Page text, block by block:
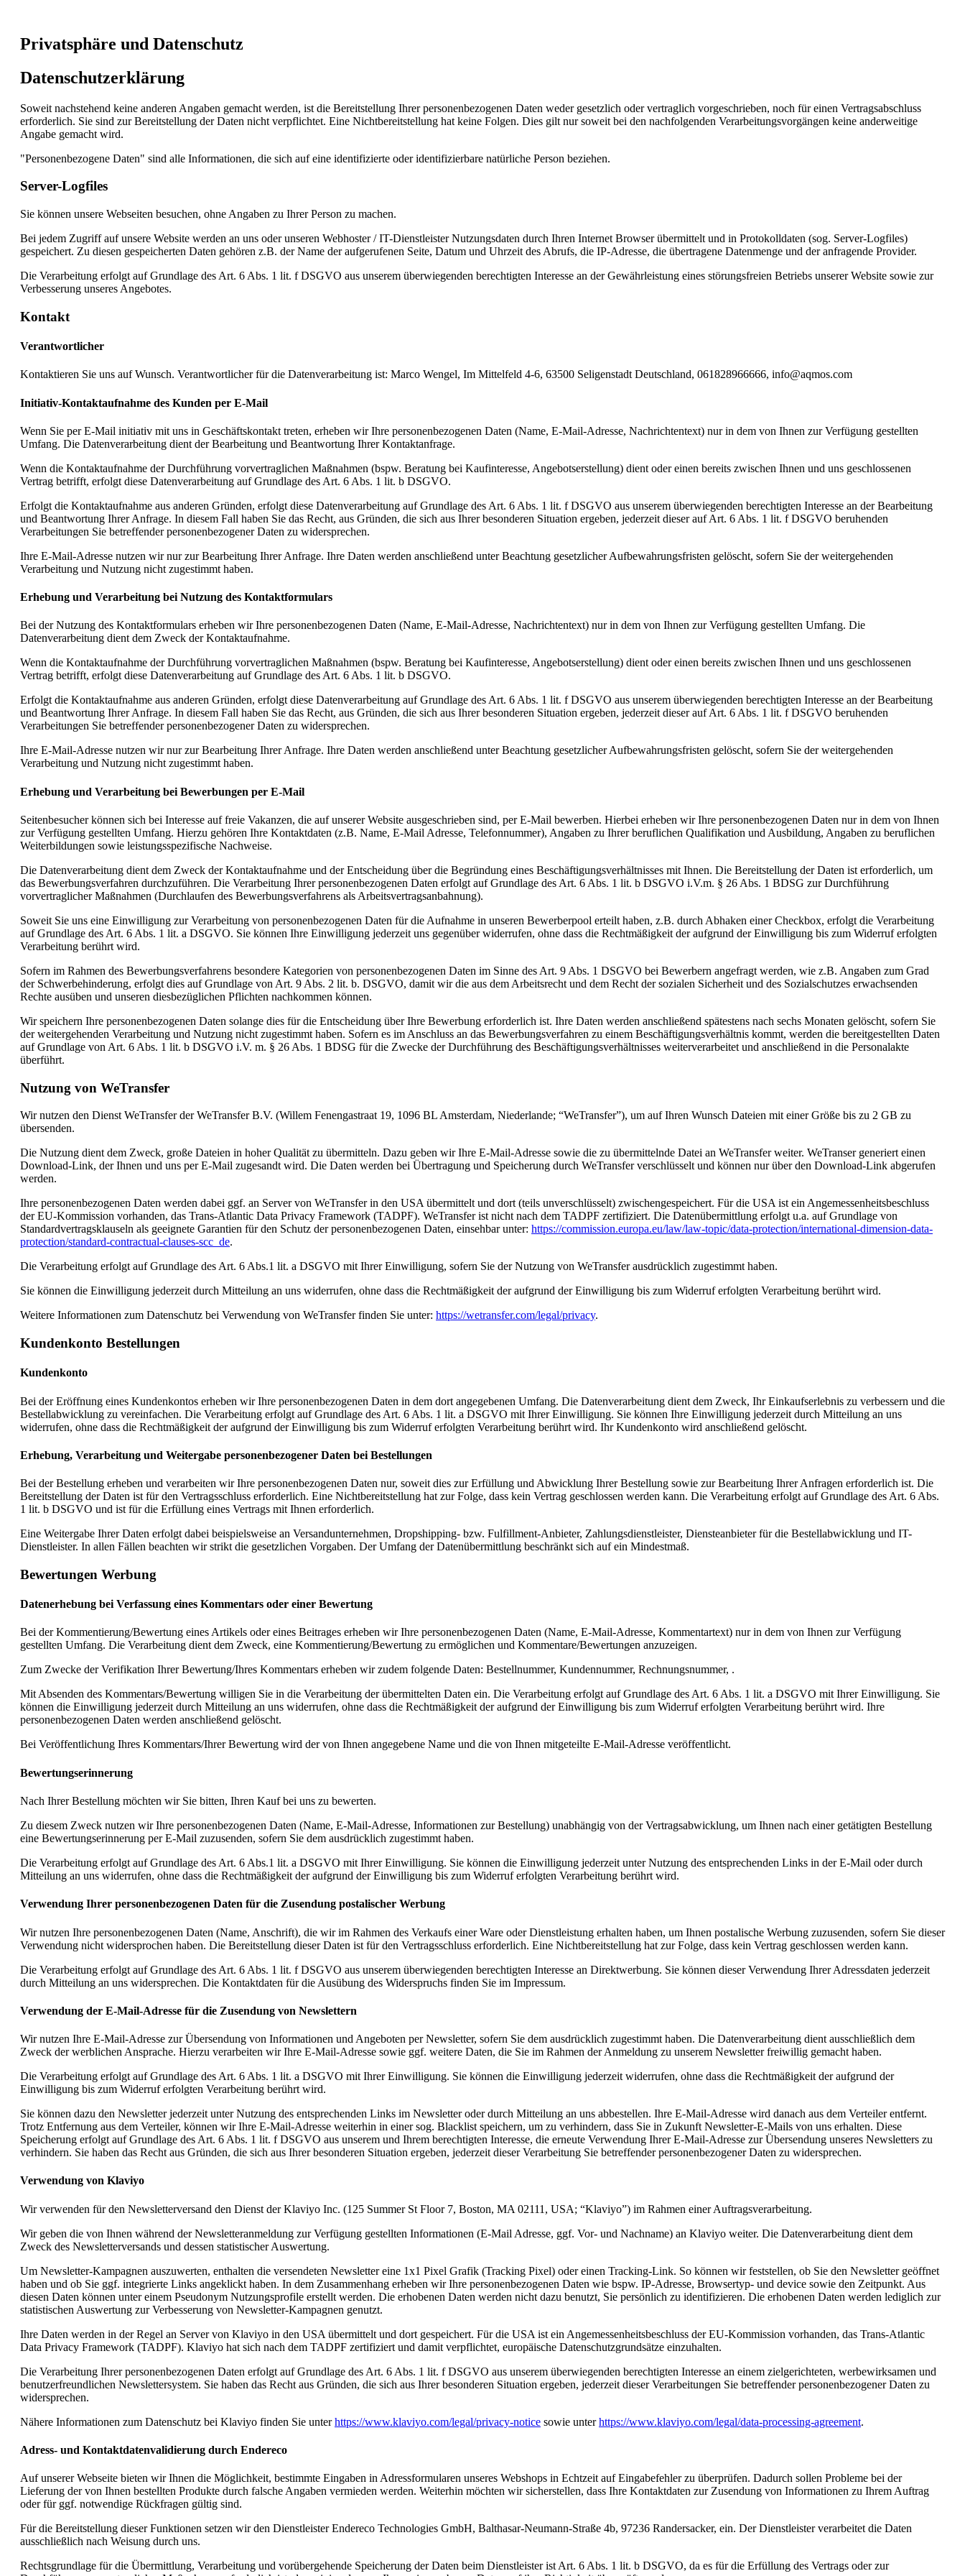
Privatsphäre und Datenschutz
Datenschutzerklärung
Soweit nachstehend keine anderen Angaben gemacht werden, ist die Bereitstellung Ihrer personenbezogenen Daten weder gesetzlich oder vertraglich vorgeschrieben, noch für einen Vertragsabschluss
erforderlich. Sie sind zur Bereitstellung der Daten nicht verpflichtet. Eine Nichtbereitstellung hat keine Folgen. Dies gilt nur soweit bei den nachfolgenden Verarbeitungsvorgängen keine anderweitige
Angabe gemacht wird.
"Personenbezogene Daten" sind alle Informationen, die sich auf eine identifizierte oder identifizierbare natürliche Person beziehen.
Server-Logfiles
Sie können unsere Webseiten besuchen, ohne Angaben zu Ihrer Person zu machen.
Bei jedem Zugriff auf unsere Website werden an uns oder unseren Webhoster / IT-Dienstleister Nutzungsdaten durch Ihren Internet Browser übermittelt und in Protokolldaten (sog. Server-Logfiles)
gespeichert. Zu diesen gespeicherten Daten gehören z.B. der Name der aufgerufenen Seite, Datum und Uhrzeit des Abrufs, die IP-Adresse, die übertragene Datenmenge und der anfragende Provider.
Die Verarbeitung erfolgt auf Grundlage des Art. 6 Abs. 1 lit. f DSGVO aus unserem überwiegenden berechtigten Interesse an der Gewährleistung eines störungsfreien Betriebs unserer Website sowie zur
Verbesserung unseres Angebotes.
Kontakt
Verantwortlicher
Kontaktieren Sie uns auf Wunsch. Verantwortlicher für die Datenverarbeitung ist: Marco Wengel, Im Mittelfeld 4-6, 63500 Seligenstadt Deutschland, 061828966666, info@aqmos.com
Initiativ-Kontaktaufnahme des Kunden per E-Mail
Wenn Sie per E-Mail initiativ mit uns in Geschäftskontakt treten, erheben wir Ihre personenbezogenen Daten (Name, E-Mail-Adresse, Nachrichtentext) nur in dem von Ihnen zur Verfügung gestellten
Umfang. Die Datenverarbeitung dient der Bearbeitung und Beantwortung Ihrer Kontaktanfrage.
Wenn die Kontaktaufnahme der Durchführung vorvertraglichen Maßnahmen (bspw. Beratung bei Kaufinteresse, Angebotserstellung) dient oder einen bereits zwischen Ihnen und uns geschlossenen
Vertrag betrifft, erfolgt diese Datenverarbeitung auf Grundlage des Art. 6 Abs. 1 lit. b DSGVO.
Erfolgt die Kontaktaufnahme aus anderen Gründen, erfolgt diese Datenverarbeitung auf Grundlage des Art. 6 Abs. 1 lit. f DSGVO aus unserem überwiegenden berechtigten Interesse an der Bearbeitung
und Beantwortung Ihrer Anfrage. In diesem Fall haben Sie das Recht, aus Gründen, die sich aus Ihrer besonderen Situation ergeben, jederzeit dieser auf Art. 6 Abs. 1 lit. f DSGVO beruhenden
Verarbeitungen Sie betreffender personenbezogener Daten zu widersprechen.
Ihre E-Mail-Adresse nutzen wir nur zur Bearbeitung Ihrer Anfrage. Ihre Daten werden anschließend unter Beachtung gesetzlicher Aufbewahrungsfristen gelöscht, sofern Sie der weitergehenden
Verarbeitung und Nutzung nicht zugestimmt haben.
Erhebung und Verarbeitung bei Nutzung des Kontaktformulars
Bei der Nutzung des Kontaktformulars erheben wir Ihre personenbezogenen Daten (Name, E-Mail-Adresse, Nachrichtentext) nur in dem von Ihnen zur Verfügung gestellten Umfang. Die
Datenverarbeitung dient dem Zweck der Kontaktaufnahme.
Wenn die Kontaktaufnahme der Durchführung vorvertraglichen Maßnahmen (bspw. Beratung bei Kaufinteresse, Angebotserstellung) dient oder einen bereits zwischen Ihnen und uns geschlossenen
Vertrag betrifft, erfolgt diese Datenverarbeitung auf Grundlage des Art. 6 Abs. 1 lit. b DSGVO.
Erfolgt die Kontaktaufnahme aus anderen Gründen, erfolgt diese Datenverarbeitung auf Grundlage des Art. 6 Abs. 1 lit. f DSGVO aus unserem überwiegenden berechtigten Interesse an der Bearbeitung
und Beantwortung Ihrer Anfrage. In diesem Fall haben Sie das Recht, aus Gründen, die sich aus Ihrer besonderen Situation ergeben, jederzeit dieser auf Art. 6 Abs. 1 lit. f DSGVO beruhenden
Verarbeitungen Sie betreffender personenbezogener Daten zu widersprechen.
Ihre E-Mail-Adresse nutzen wir nur zur Bearbeitung Ihrer Anfrage. Ihre Daten werden anschließend unter Beachtung gesetzlicher Aufbewahrungsfristen gelöscht, sofern Sie der weitergehenden
Verarbeitung und Nutzung nicht zugestimmt haben.
Erhebung und Verarbeitung bei Bewerbungen per E-Mail
Seitenbesucher können sich bei Interesse auf freie Vakanzen, die auf unserer Website ausgeschrieben sind, per E-Mail bewerben. Hierbei erheben wir Ihre personenbezogenen Daten nur in dem von Ihnen
zur Verfügung gestellten Umfang. Hierzu gehören Ihre Kontaktdaten (z.B. Name, E-Mail Adresse, Telefonnummer), Angaben zu Ihrer beruflichen Qualifikation und Ausbildung, Angaben zu beruflichen
Weiterbildungen sowie leistungsspezifische Nachweise.
Die Datenverarbeitung dient dem Zweck der Kontaktaufnahme und der Entscheidung über die Begründung eines Beschäftigungsverhältnisses mit Ihnen. Die Bereitstellung der Daten ist erforderlich, um
das Bewerbungsverfahren durchzuführen. Die Verarbeitung Ihrer personenbezogenen Daten erfolgt auf Grundlage des Art. 6 Abs. 1 lit. b DSGVO i.V.m. § 26 Abs. 1 BDSG zur Durchführung
vorvertraglicher Maßnahmen (Durchlaufen des Bewerbungsverfahrens als Arbeitsvertragsanbahnung).
Soweit Sie uns eine Einwilligung zur Verarbeitung von personenbezogenen Daten für die Aufnahme in unseren Bewerberpool erteilt haben, z.B. durch Abhaken einer Checkbox, erfolgt die Verarbeitung
auf Grundlage des Art. 6 Abs. 1 lit. a DSGVO. Sie können Ihre Einwilligung jederzeit uns gegenüber widerrufen, ohne dass die Rechtmäßigkeit der aufgrund der Einwilligung bis zum Widerruf erfolgten
Verarbeitung berührt wird.
Sofern im Rahmen des Bewerbungsverfahrens besondere Kategorien von personenbezogenen Daten im Sinne des Art. 9 Abs. 1 DSGVO bei Bewerbern angefragt werden, wie z.B. Angaben zum Grad
der Schwerbehinderung, erfolgt dies auf Grundlage von Art. 9 Abs. 2 lit. b. DSGVO, damit wir die aus dem Arbeitsrecht und dem Recht der sozialen Sicherheit und des Sozialschutzes erwachsenden
Rechte ausüben und unseren diesbezüglichen Pflichten nachkommen können.
Wir speichern Ihre personenbezogenen Daten solange dies für die Entscheidung über Ihre Bewerbung erforderlich ist. Ihre Daten werden anschließend spätestens nach sechs Monaten gelöscht, sofern Sie
der weitergehenden Verarbeitung und Nutzung nicht zugestimmt haben. Sofern es im Anschluss an das Bewerbungsverfahren zu einem Beschäftigungsverhältnis kommt, werden die bereitgestellten Daten
auf Grundlage von Art. 6 Abs. 1 lit. b DSGVO i.V. m. § 26 Abs. 1 BDSG für die Zwecke der Durchführung des Beschäftigungsverhältnisses weiterverarbeitet und anschließend in die Personalakte
überführt.
Nutzung von WeTransfer
Wir nutzen den Dienst WeTransfer der WeTransfer B.V. (Willem Fenengastraat 19, 1096 BL Amsterdam, Niederlande; “WeTransfer”), um auf Ihren Wunsch Dateien mit einer Größe bis zu 2 GB zu
übersenden.
Die Nutzung dient dem Zweck, große Dateien in hoher Qualität zu übermitteln. Dazu geben wir Ihre E-Mail-Adresse sowie die zu übermittelnde Datei an WeTransfer weiter. WeTranser generiert einen
Download-Link, der Ihnen und uns per E-Mail zugesandt wird. Die Daten werden bei Übertragung und Speicherung durch WeTransfer verschlüsselt und können nur über den Download-Link abgerufen
werden.
Ihre personenbezogenen Daten werden dabei ggf. an Server von WeTransfer in den USA übermittelt und dort (teils unverschlüsselt) zwischengespeichert. Für die USA ist ein Angemessenheitsbeschluss
der EU-Kommission vorhanden, das Trans-Atlantic Data Privacy Framework (TADPF). WeTransfer ist nicht nach dem TADPF zertifiziert. Die Datenübermittlung erfolgt u.a. auf Grundlage von
Standardvertragsklauseln als geeignete Garantien für den Schutz der personenbezogenen Daten, einsehbar unter: https://commission.europa.eu/law/law-topic/data-protection/international-dimension-data-
protection/standard-contractual-clauses-scc_de.
Die Verarbeitung erfolgt auf Grundlage des Art. 6 Abs.1 lit. a DSGVO mit Ihrer Einwilligung, sofern Sie der Nutzung von WeTransfer ausdrücklich zugestimmt haben.
Sie können die Einwilligung jederzeit durch Mitteilung an uns widerrufen, ohne dass die Rechtmäßigkeit der aufgrund der Einwilligung bis zum Widerruf erfolgten Verarbeitung berührt wird.
Weitere Informationen zum Datenschutz bei Verwendung von WeTransfer finden Sie unter: https://wetransfer.com/legal/privacy.
Kundenkonto Bestellungen
Kundenkonto
Bei der Eröffnung eines Kundenkontos erheben wir Ihre personenbezogenen Daten in dem dort angegebenen Umfang. Die Datenverarbeitung dient dem Zweck, Ihr Einkaufserlebnis zu verbessern und die
Bestellabwicklung zu vereinfachen. Die Verarbeitung erfolgt auf Grundlage des Art. 6 Abs. 1 lit. a DSGVO mit Ihrer Einwilligung. Sie können Ihre Einwilligung jederzeit durch Mitteilung an uns
widerrufen, ohne dass die Rechtmäßigkeit der aufgrund der Einwilligung bis zum Widerruf erfolgten Verarbeitung berührt wird. Ihr Kundenkonto wird anschließend gelöscht.
Erhebung, Verarbeitung und Weitergabe personenbezogener Daten bei Bestellungen
Bei der Bestellung erheben und verarbeiten wir Ihre personenbezogenen Daten nur, soweit dies zur Erfüllung und Abwicklung Ihrer Bestellung sowie zur Bearbeitung Ihrer Anfragen erforderlich ist. Die
Bereitstellung der Daten ist für den Vertragsschluss erforderlich. Eine Nichtbereitstellung hat zur Folge, dass kein Vertrag geschlossen werden kann. Die Verarbeitung erfolgt auf Grundlage des Art. 6 Abs.
1 lit. b DSGVO und ist für die Erfüllung eines Vertrags mit Ihnen erforderlich.
Eine Weitergabe Ihrer Daten erfolgt dabei beispielsweise an Versandunternehmen, Dropshipping- bzw. Fulfillment-Anbieter, Zahlungsdienstleister, Diensteanbieter für die Bestellabwicklung und IT-
Dienstleister. In allen Fällen beachten wir strikt die gesetzlichen Vorgaben. Der Umfang der Datenübermittlung beschränkt sich auf ein Mindestmaß.
Bewertungen Werbung
Datenerhebung bei Verfassung eines Kommentars oder einer Bewertung
Bei der Kommentierung/Bewertung eines Artikels oder eines Beitrages erheben wir Ihre personenbezogenen Daten (Name, E-Mail-Adresse, Kommentartext) nur in dem von Ihnen zur Verfügung
gestellten Umfang. Die Verarbeitung dient dem Zweck, eine Kommentierung/Bewertung zu ermöglichen und Kommentare/Bewertungen anzuzeigen.
Zum Zwecke der Verifikation Ihrer Bewertung/Ihres Kommentars erheben wir zudem folgende Daten: Bestellnummer, Kundennummer, Rechnungsnummer, .
Mit Absenden des Kommentars/Bewertung willigen Sie in die Verarbeitung der übermittelten Daten ein. Die Verarbeitung erfolgt auf Grundlage des Art. 6 Abs. 1 lit. a DSGVO mit Ihrer Einwilligung. Sie
können die Einwilligung jederzeit durch Mitteilung an uns widerrufen, ohne dass die Rechtmäßigkeit der aufgrund der Einwilligung bis zum Widerruf erfolgten Verarbeitung berührt wird. Ihre
personenbezogenen Daten werden anschließend gelöscht.
Bei Veröffentlichung Ihres Kommentars/Ihrer Bewertung wird der von Ihnen angegebene Name und die von Ihnen mitgeteilte E-Mail-Adresse veröffentlicht.
Bewertungserinnerung
Nach Ihrer Bestellung möchten wir Sie bitten, Ihren Kauf bei uns zu bewerten.
Zu diesem Zweck nutzen wir Ihre personenbezogenen Daten (Name, E-Mail-Adresse, Informationen zur Bestellung) unabhängig von der Vertragsabwicklung, um Ihnen nach einer getätigten Bestellung
eine Bewertungserinnerung per E-Mail zuzusenden, sofern Sie dem ausdrücklich zugestimmt haben.
Die Verarbeitung erfolgt auf Grundlage des Art. 6 Abs.1 lit. a DSGVO mit Ihrer Einwilligung. Sie können die Einwilligung jederzeit unter Nutzung des entsprechenden Links in der E-Mail oder durch
Mitteilung an uns widerrufen, ohne dass die Rechtmäßigkeit der aufgrund der Einwilligung bis zum Widerruf erfolgten Verarbeitung berührt wird.
Verwendung Ihrer personenbezogenen Daten für die Zusendung postalischer Werbung
Wir nutzen Ihre personenbezogenen Daten (Name, Anschrift), die wir im Rahmen des Verkaufs einer Ware oder Dienstleistung erhalten haben, um Ihnen postalische Werbung zuzusenden, sofern Sie dieser
Verwendung nicht widersprochen haben. Die Bereitstellung dieser Daten ist für den Vertragsschluss erforderlich. Eine Nichtbereitstellung hat zur Folge, dass kein Vertrag geschlossen werden kann.
Die Verarbeitung erfolgt auf Grundlage des Art. 6 Abs. 1 lit. f DSGVO aus unserem überwiegenden berechtigten Interesse an Direktwerbung. Sie können dieser Verwendung Ihrer Adressdaten jederzeit
durch Mitteilung an uns widersprechen. Die Kontaktdaten für die Ausübung des Widerspruchs finden Sie im Impressum.
Verwendung der E-Mail-Adresse für die Zusendung von Newslettern
Wir nutzen Ihre E-Mail-Adresse zur Übersendung von Informationen und Angeboten per Newsletter, sofern Sie dem ausdrücklich zugestimmt haben. Die Datenverarbeitung dient ausschließlich dem
Zweck der werblichen Ansprache. Hierzu verarbeiten wir Ihre E-Mail-Adresse sowie ggf. weitere Daten, die Sie im Rahmen der Anmeldung zu unserem Newsletter freiwillig gemacht haben.
Die Verarbeitung erfolgt auf Grundlage des Art. 6 Abs. 1 lit. a DSGVO mit Ihrer Einwilligung. Sie können die Einwilligung jederzeit widerrufen, ohne dass die Rechtmäßigkeit der aufgrund der
Einwilligung bis zum Widerruf erfolgten Verarbeitung berührt wird.
Sie können dazu den Newsletter jederzeit unter Nutzung des entsprechenden Links im Newsletter oder durch Mitteilung an uns abbestellen. Ihre E-Mail-Adresse wird danach aus dem Verteiler entfernt.
Trotz Entfernung aus dem Verteiler, können wir Ihre E-Mail-Adresse weiterhin in einer sog. Blacklist speichern, um zu verhindern, dass Sie in Zukunft Newsletter-E-Mails von uns erhalten. Diese
Speicherung erfolgt auf Grundlage des Art. 6 Abs. 1 lit. f DSGVO aus unserem und Ihrem berechtigten Interesse, die erneute Verwendung Ihrer E-Mail-Adresse zur Übersendung unseres Newsletters zu
verhindern. Sie haben das Recht aus Gründen, die sich aus Ihrer besonderen Situation ergeben, jederzeit dieser Verarbeitung Sie betreffender personenbezogener Daten zu widersprechen.
Verwendung von Klaviyo
Wir verwenden für den Newsletterversand den Dienst der Klaviyo Inc. (125 Summer St Floor 7, Boston, MA 02111, USA; “Klaviyo”) im Rahmen einer Auftragsverarbeitung.
Wir geben die von Ihnen während der Newsletteranmeldung zur Verfügung gestellten Informationen (E-Mail Adresse, ggf. Vor- und Nachname) an Klaviyo weiter. Die Datenverarbeitung dient dem
Zweck des Newsletterversands und dessen statistischer Auswertung.
Um Newsletter-Kampagnen auszuwerten, enthalten die versendeten Newsletter eine 1x1 Pixel Grafik (Tracking Pixel) oder einen Tracking-Link. So können wir feststellen, ob Sie den Newsletter geöffnet
haben und ob Sie ggf. integrierte Links angeklickt haben. In dem Zusammenhang erheben wir Ihre personenbezogenen Daten wie bspw. IP-Adresse, Browsertyp- und device sowie den Zeitpunkt. Aus
diesen Daten können unter einem Pseudonym Nutzungsprofile erstellt werden. Die erhobenen Daten werden nicht dazu benutzt, Sie persönlich zu identifizieren. Die erhobenen Daten werden lediglich zur
statistischen Auswertung zur Verbesserung von Newsletter-Kampagnen genutzt.
Ihre Daten werden in der Regel an Server von Klaviyo in den USA übermittelt und dort gespeichert. Für die USA ist ein Angemessenheitsbeschluss der EU-Kommission vorhanden, das Trans-Atlantic
Data Privacy Framework (TADPF). Klaviyo hat sich nach dem TADPF zertifiziert und damit verpflichtet, europäische Datenschutzgrundsätze einzuhalten.
Die Verarbeitung Ihrer personenbezogenen Daten erfolgt auf Grundlage des Art. 6 Abs. 1 lit. f DSGVO aus unserem überwiegenden berechtigten Interesse an einem zielgerichteten, werbewirksamen und
benutzerfreundlichen Newslettersystem. Sie haben das Recht aus Gründen, die sich aus Ihrer besonderen Situation ergeben, jederzeit dieser Verarbeitungen Sie betreffender personenbezogener Daten zu
widersprechen.
Nähere Informationen zum Datenschutz bei Klaviyo finden Sie unterhttps://www.klaviyo.com/legal/privacy-notice sowie unterhttps://www.klaviyo.com/legal/data-processing-agreement.
Adress- und Kontaktdatenvalidierung durch Endereco
Auf unserer Webseite bieten wir Ihnen die Möglichkeit, bestimmte Eingaben in Adressformularen unseres Webshops in Echtzeit auf Eingabefehler zu überprüfen. Dadurch sollen Probleme bei der
Lieferung der von Ihnen bestellten Produkte durch falsche Angaben vermieden werden. Weiterhin möchten wir sicherstellen, dass Ihre Kontaktdaten zur Zusendung von Informationen zu Ihrem Auftrag
oder für ggf. notwendige Rückfragen gültig sind.
Für die Bereitstellung dieser Funktionen setzen wir den Dienstleister Endereco Technologies GmbH, Balthasar-Neumann-Straße 4b, 97236 Randersacker, ein. Der Dienstleister verarbeitet die Daten
ausschließlich nach Weisung durch uns.
Rechtsgrundlage für die Übermittlung, Verarbeitung und vorübergehende Speicherung der Daten beim Dienstleister ist Art. 6 Abs. 1 lit. b DSGVO, da es für die Erfüllung des Vertrags oder zur